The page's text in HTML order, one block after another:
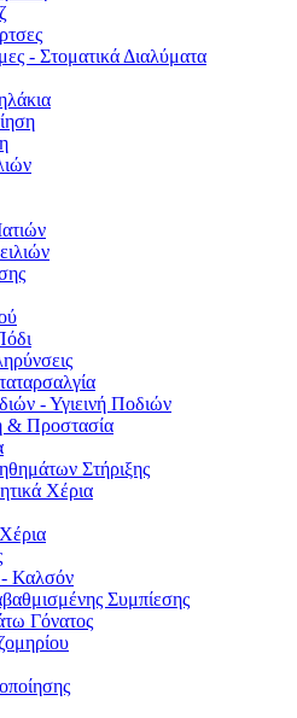
- Στοματικά Διαλύματα
- Υγιεινή Ποδιών
& Προστασία
Στήριξης
Χέρια
- Καλσόν
Συμπίεσης
Γόνατος